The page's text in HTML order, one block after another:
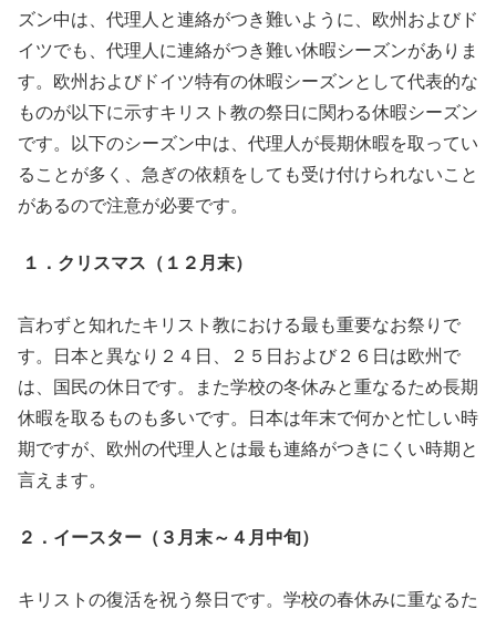
ズン中は、代理人と連絡がつき難いように、欧州およびド
イツでも、代理人に連絡がつき難い休暇シーズンがありま
す。欧州およびドイツ特有の休暇シーズンとして代表的な
ものが以下に示すキリスト教の祭日に関わる休暇シーズン
です。以下のシーズン中は、代理人が長期休暇を取ってい
ることが多く、急ぎの依頼をしても受け付けられないこと
があるので注意が必要です。
１．クリスマス（１２月末）
言わずと知れたキリスト教における最も重要なお祭りで
す。日本と異なり２４日、２５日および２６日は欧州で
は、国民の休日です。また学校の冬休みと重なるため長期
休暇を取るものも多いです。日本は年末で何かと忙しい時
期ですが、欧州の代理人とは最も連絡がつきにくい時期と
言えます。
２．イースター（３月末～４月中旬）
キリストの復活を祝う祭日です。学校の春休みに重なるた